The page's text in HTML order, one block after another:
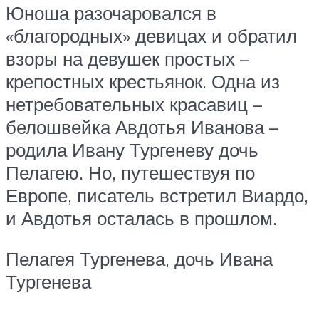
Юноша разочаровался в
«благородных» девицах и обратил
взоры на девушек простых –
крепостных крестьянок. Одна из
нетребовательных красавиц –
белошвейка Авдотья Иванова –
родила Ивану Тургеневу дочь
Пелагею. Но, путешествуя по
Европе, писатель встретил Виардо,
и Авдотья осталась в прошлом.
Пелагея Тургенева, дочь Ивана
Тургенева